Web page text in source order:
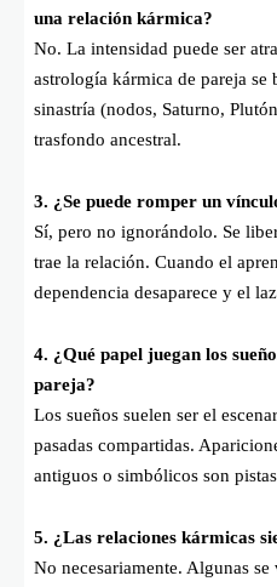
una relación kármica?
No. La intensidad puede ser
astrología kármica de pareja se
sinastría (nodos, Saturno,
trasfondo ancestral.
3. ¿Se puede romper un
Sí, pero no ignorándolo. Se
trae la relación. Cuando el
dependencia desaparece y el
4. ¿Qué papel juegan los
pareja?
Los sueños suelen ser el
pasadas compartidas.
antiguos o simbólicos son
5. ¿Las relaciones kármicas
No necesariamente. Algunas